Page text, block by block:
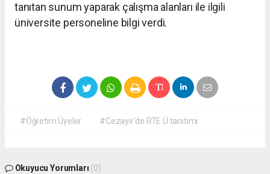
tanıtan sunum yaparak çalışma alanları ile ilgili
üniversite personeline bilgi verdi.
#Öğretim Üyeler #Cezayir’de RTE Ü tanıtımı
Okuyucu Yorumları (0)